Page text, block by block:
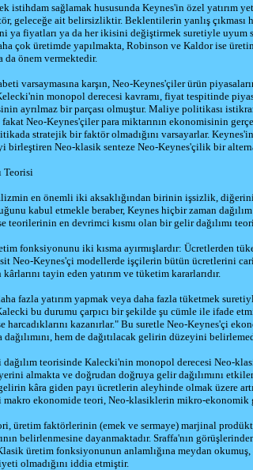
istihdam sağlamak hususunda Keynes'in özel yatırım
geleceğe ait belirsizliktir. Beklentilerin yanlış
ya fiyatları ya da her ikisini değiştirmek suretiyle uyum
çok üretimde yapılmakta, Robinson ve Kaldor ise
da önem vermektedir.
varsaymasına karşın, Neo-Keynes'çiler ürün
monopol derecesi kavramı, fiyat tespitinde
ayrılmaz bir parçası olmuştur. Maliye politikası
Neo-Keynes'çiler para miktarının ekonomisinin
stratejik bir faktör olmadığını varsayarlar.
birleştiren Neo-klasik senteze Neo-Keynes'çilik bir
Teorisi
en önemli iki aksaklığından birinin işsizlik,
kabul etmekle beraber, Keynes hiçbir zaman
teorilerinin en devrimci kısmı olan bir gelir dağılımı
fonksiyonunu iki kısma ayırmışlardır: Ücretlerden
Neo-Keynes'çi modellerde işçilerin bütün ücretlerini cari
tayin eden yatırım ve tüketim kararlarıdır.
fazla yatırım yapmak veya daha fazla tüketmek
bu durumu çarpıcı bir şekilde şu cümle ile ifade
harcadıklarını kazanırlar." Bu suretle Neo-Keynes'çi
dağılımını, hem de dağıtılacak gelirin düzeyini
dağılım teorisinde Kalecki'nin monopol derecesi Neo-
yerini almakta ve doğrudan doğruya gelir dağılımını
kâra giden payı ücretlerin aleyhinde olmak üzere
makro ekonomide teori, Neo-klasiklerin mikro-ekonomik
üretim faktörlerinin (emek ve sermaye) marjinal
belirlenmesine dayanmaktadır. Sraffa'nın
üretim fonksiyonunun anlamlığına meydan
olmadığını iddia etmiştir.